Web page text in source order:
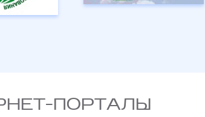
ПОРТАЛЫ